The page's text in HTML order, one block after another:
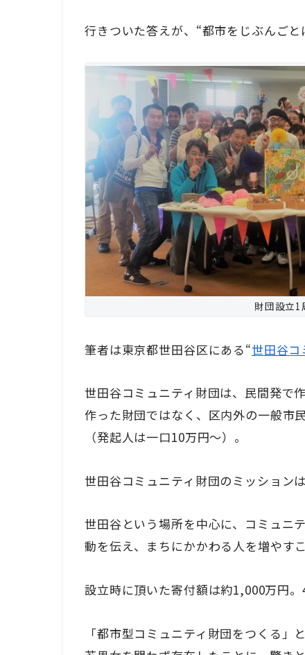
行きついた答えが、“都市をじぶんごと
財団設立1
筆者は東京都世田谷区にある“世田谷コ
世田谷コミュニティ財団は、民間発で
作った財団ではなく、区内外の一般市
（発起人は一口10万円～）。
世田谷コミュニティ財団のミッション
世田谷という場所を中心に、コミュニ
動を伝え、まちにかかわる人を増やす
設立時に頂いた寄付額は約1,000万円
「都市型コミュニティ財団をつくる